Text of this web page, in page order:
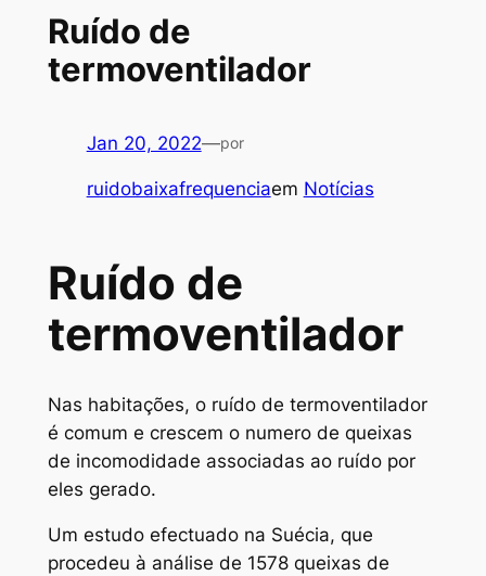
Ruído de
termoventilador
Jan 20, 2022—por
ruidobaixafrequenciaem Notícias
Ruído de
termoventilador
Nas habitações, o ruído de termoventilador
é comum e crescem o numero de queixas
de incomodidade associadas ao ruído por
eles gerado.
Um estudo efectuado na Suécia, que
procedeu à análise de 1578 queixas de